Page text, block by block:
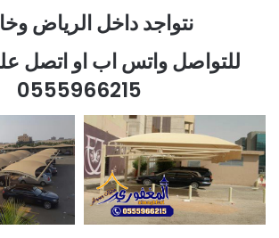
نتواجد داخل الرياض
للتواصل واتس اب او اتصل
0555966215